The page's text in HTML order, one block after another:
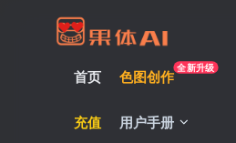
首页 色图创作 全新升级
充值 用户手册